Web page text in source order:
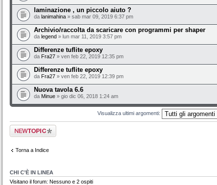
laminazione , un piccolo aiuto ?
da lanimahina » sab mar 09, 2019 6:37 pm
Archivio/raccolta da scaricare con programmi per shaper
da legend » lun mar 11, 2019 3:57 pm
Differenze tuflite epoxy
da Fra27 » ven feb 22, 2019 12:35 pm
Differenze tuflite epoxy
da Fra27 » ven feb 22, 2019 12:39 pm
Nuova tavola 6.6
da Minue » gio dic 06, 2018 1:24 am
Visualizza ultimi argomenti:
Scrivi un nuovo
argomento
Torna a Indice
CHI C’È IN LINEA
Visitano il forum: Nessuno e 2 ospiti